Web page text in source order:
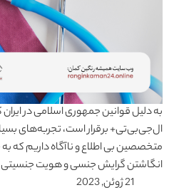
به دلیل قوانین جمهوری اسلامی در
ال‌جی‌بی‌تی+ برقرار است، تجربه‌های
متخصصین بی اطلاع و ناآگاه داریم که
انگاشتن گرایش جنسی و هویت جنسیتی،
21 ژوئن, 2023